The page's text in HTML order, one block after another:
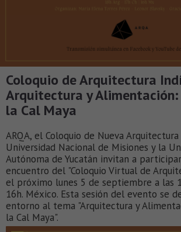
Coloquio de Arquitectura
Arquitectura y Alimentación:
la Cal Maya
ARQA, el Coloquio de Nueva
Universidad Nacional de Misiones y la
Autónoma de Yucatán invitan a
encuentro del "Coloquio Virtual de
el próximo lunes 5 de septiembre a las
16h. México. Esta sesión del evento se
entorno al tema "Arquitectura y
la Cal Maya".